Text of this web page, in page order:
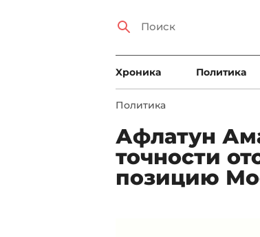
Xроника Политика
Политика
Афлатун
точности
позицию